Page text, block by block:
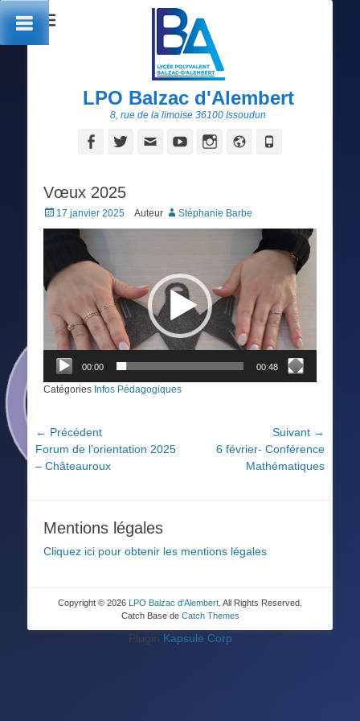
LPO Balzac d'Alembert
8, rue de la limoise 36100 Issoudun
FacebookTwitterAdresseYouTubeInstagram
Site
Vœux 2025
Posted
on
17 janvier 2025 Auteur Stéphanie Barbe
Lecteur
00:00 00:48
Catégories Infos Pédagogiques
Navigation
de
l’article
← Précédent
Article
précédent :
Forum de l’orientation 2025
– Châteauroux
Suivant →
6 février- Conférence
Mathématiques
Mentions légales
Cliquez ici pour obtenir les mentions légales
Copyright © 2026 LPO Balzac d'Alembert . All Rights Reserved.
Catch Base de Catch Themes
Plugin Kapsule Corp